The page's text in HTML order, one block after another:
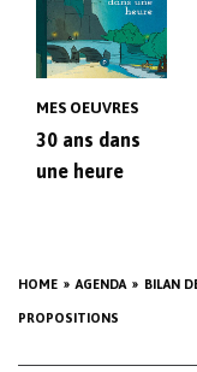
HOME AGENDA BILAN
PROPOSITIONS
MES OEUVRES
30 ans dans
une heure